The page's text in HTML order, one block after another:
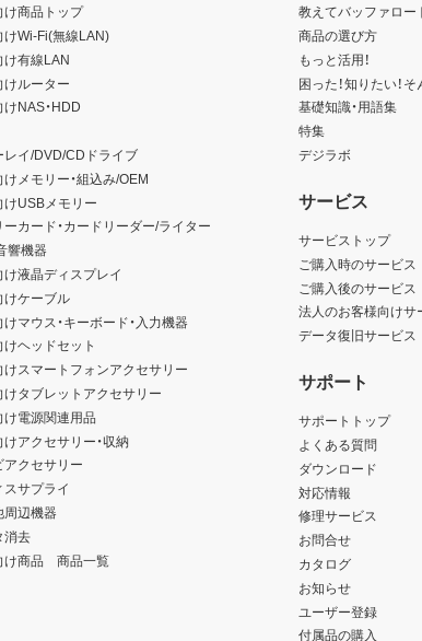
け商品トップ
けWi-Fi(無線LAN)
け有線LAN
けルーター
NAS・HDD
レイ/DVD/CDドライブ
メモリー・組込み/OEM
けUSBメモリー
ーカード・カードリーダー/ライター
響機器
け液晶ディスプレイ
けケーブル
マウス・キーボード・入力機器
ヘッドセット
けスマートフォンアクセサリー
けタブレットアクセサリー
け電源関連用品
アクセサリー・収納
アクセサリー
スサプライ
周辺機器
消去
け商品 商品一覧
教えてバッファロー
商品の選び方
もっと活用！
困った！知りたい！
基礎知識・用語集
特集
デジラボ
サービス
サービストップ
ご購入時のサービス
ご購入後のサービス
法人のお客様向けサ
データ復旧サービス
サポート
サポートトップ
よくある質問
ダウンロード
対応情報
修理サービス
お問合せ
カタログ
お知らせ
ユーザー登録
付属品の購入